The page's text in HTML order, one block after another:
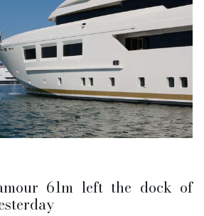
61m left the dock of